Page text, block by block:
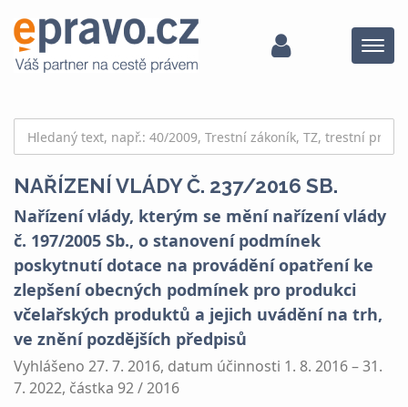
Menu
NAŘÍZENÍ VLÁDY Č. 237/2016 SB.
Nařízení vlády, kterým se mění nařízení vlády
č. 197/2005 Sb., o stanovení podmínek
poskytnutí dotace na provádění opatření ke
zlepšení obecných podmínek pro produkci
včelařských produktů a jejich uvádění na trh,
ve znění pozdějších předpisů
Vyhlášeno 27. 7. 2016, datum účinnosti 1. 8. 2016 – 31.
7. 2022, částka 92 / 2016